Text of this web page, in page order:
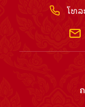
ໂທລ